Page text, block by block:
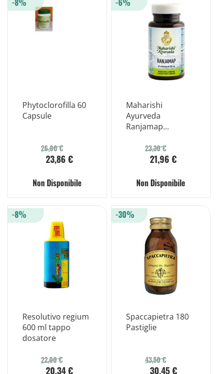
Phytoclorofilla 60
Capsule
26,00 €
23,86 €
-8%
Non Disponibile
Maharishi
Ayurveda
Ranjamap
Intestinale 60
compresse
23,30 €
21,96 €
-6%
Non Disponibile
Resolutivo regium
600 ml tappo
dosatore
22,00 €
20,34 €
-8%
Spaccapietra 180
Pastiglie
43,50 €
30,45 €
-30%